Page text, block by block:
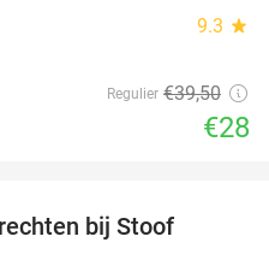
9.3 star
Regulier €39,50
€28
bij Stoof